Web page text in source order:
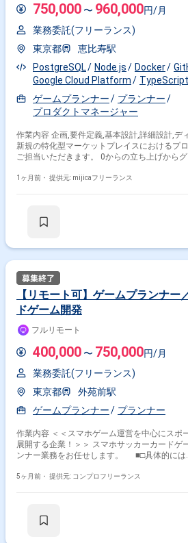
750,000 〜 960,000円/月
業務委託(フリーランス)
東京都
恵比寿駅
PostgreSQL
Node.js Docker
Google Cloud Platform
TypeScript
ゲームプランナー
プランナー
プロダクトマネージャー
作業内容 企画,要件定義,基本設計,詳細設計,デ
新規の特化型マーケットプレイスにおけるプ
ご担当いただきます。 0からの立ち上げから
プライサイド・デマンドサイド双方の体験設計
レーションの見極めまで含めて裁量を持って
1ヶ月前・ 提供元: mijicaフリーランス
【リモート可】ゲームプランナー
ドゲーム開発
フルリモート
400,000 〜 750,000円/月
業務委託(フリーランス)
東京都
外苑前駅
ゲームプランナー
プランナー
作業内容 ＜＜スマホゲーム運営を中心にスポ
展開する企業！＞＞ スマホサッカーカードゲ
ンナー業務をお任せします。 ■□具体的には
ル ・ユーザーの行動ログ／市場トレンド分析
5ヶ月前・ 提供元: コンプロフリーランス